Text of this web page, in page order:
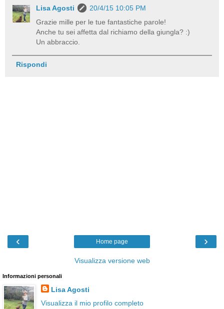
Lisa Agosti
20/4/15 10:05 PM
Grazie mille per le tue fantastiche parole!
Anche tu sei affetta dal richiamo della giungla? :)
Un abbraccio.
Rispondi
‹ ›
Home page
Visualizza versione web
Informazioni personali
Lisa Agosti
Visualizza il mio profilo completo